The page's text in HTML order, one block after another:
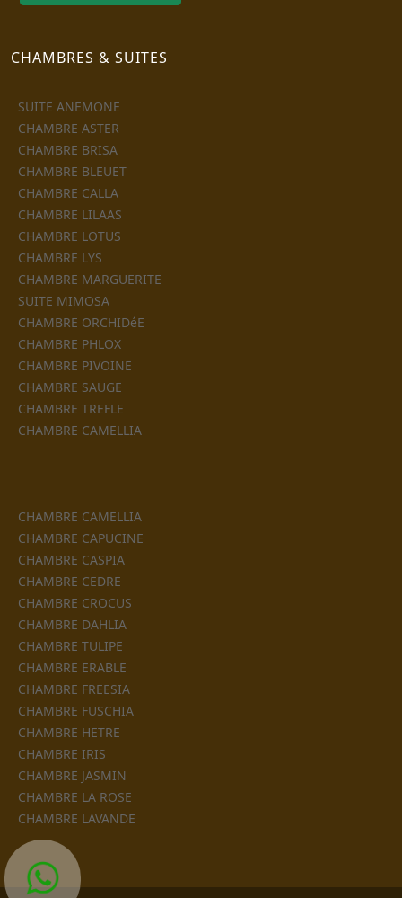
CHAMBRES & SUITES
SUITE ANEMONE
CHAMBRE ASTER
CHAMBRE BRISA
CHAMBRE BLEUET
CHAMBRE CALLA
CHAMBRE LILAAS
CHAMBRE LOTUS
CHAMBRE LYS
CHAMBRE MARGUERITE
SUITE MIMOSA
CHAMBRE ORCHIDéE
CHAMBRE PHLOX
CHAMBRE PIVOINE
CHAMBRE SAUGE
CHAMBRE TREFLE
CHAMBRE CAMELLIA
CHAMBRE CAMELLIA
CHAMBRE CAPUCINE
CHAMBRE CASPIA
CHAMBRE CEDRE
CHAMBRE CROCUS
CHAMBRE DAHLIA
CHAMBRE TULIPE
CHAMBRE ERABLE
CHAMBRE FREESIA
CHAMBRE FUSCHIA
CHAMBRE HETRE
CHAMBRE IRIS
CHAMBRE JASMIN
CHAMBRE LA ROSE
CHAMBRE LAVANDE